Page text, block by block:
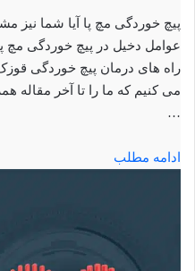
پیچ خوردگی مچ پا آیا شما نیز
عوامل دخیل در پیچ خوردگی مچ پا
راه های درمان پیچ خوردگی
می کنیم که ما را تا آخر مقاله
…
ادامه مطلب